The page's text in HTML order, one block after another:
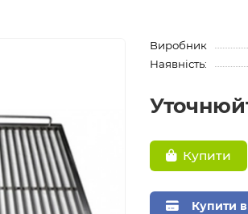
Виробник
Наявність:
Купити
Купити